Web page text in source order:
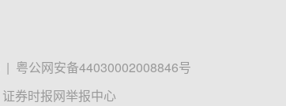
| 粤公网安备44030002008846号
证券时报网举报中心